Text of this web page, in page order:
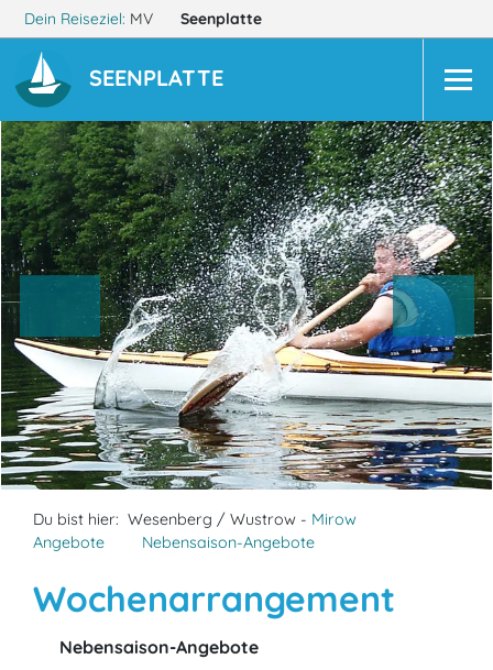
Dein Reiseziel: MV Seenplatte
SEENPLATTE
Du bist hier: Wesenberg / Wustrow - Mirow
Angebote
Nebensaison-Angebote
Wochenarrangement
Nebensaison-Angebote